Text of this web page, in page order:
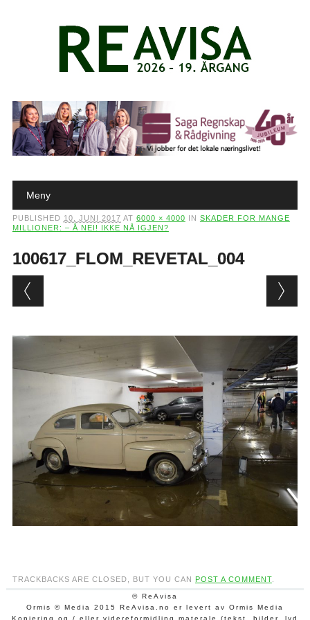
Main menu
Meny
PUBLISHED 10. JUNI 2017 AT 6000 × 4000 IN SKADER FOR MANGE
MILLIONER: – Å NEI! IKKE NÅ IGJEN?
100617_FLOM_REVETAL_004
TRACKBACKS ARE CLOSED, BUT YOU CAN POST A COMMENT.
© ReAvisa
Ormis © Media 2015 ReAvisa.no er levert av Ormis Media
Kopiering og / eller videreformidling materale (tekst, bilder, lyd